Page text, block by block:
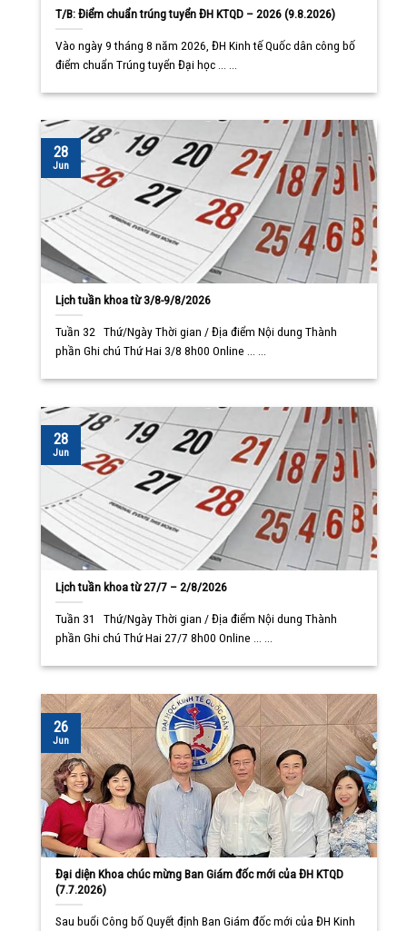
T/B: Điểm chuẩn trúng tuyển ĐH KTQD – 2026 (9.8.2026)
Vào ngày 9 tháng 8 năm 2026, ĐH Kinh tế Quốc dân công bố
điểm chuẩn Trúng tuyển Đại học ... ...
Lịch tuần khoa từ 3/8-9/8/2026
Tuần 32 Thứ/Ngày Thời gian / Địa điểm Nội dung Thành
phần Ghi chú Thứ Hai 3/8 8h00 Online ... ...
28
Jun
Lịch tuần khoa từ 27/7 – 2/8/2026
Tuần 31 Thứ/Ngày Thời gian / Địa điểm Nội dung Thành
phần Ghi chú Thứ Hai 27/7 8h00 Online ... ...
28
Jun
Đại diện Khoa chúc mừng Ban Giám đốc mới của ĐH KTQD
(7.7.2026)
Sau buổi Công bố Quyết định Ban Giám đốc mới của ĐH Kinh
26
Jun